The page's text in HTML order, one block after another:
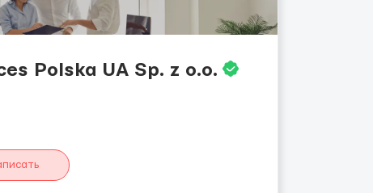
Polska UA Sp. z o.o.